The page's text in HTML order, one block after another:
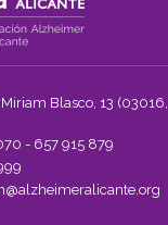
Blasco, 13 (03016,
- 657 915 879